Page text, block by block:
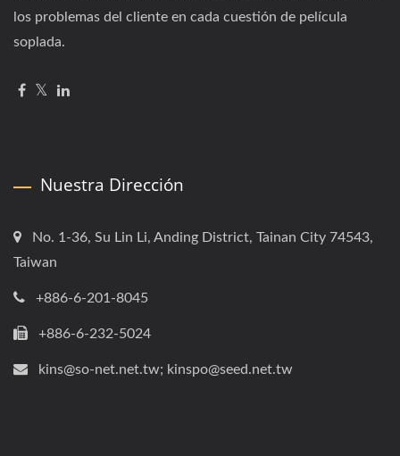
los problemas del cliente en cada cuestión de película
soplada.
Nuestra Dirección
No. 1-36, Su Lin Li, Anding District, Tainan City 74543,
Taiwan
+886-6-201-8045
+886-6-232-5024
kins@so-net.net.tw; kinspo@seed.net.tw